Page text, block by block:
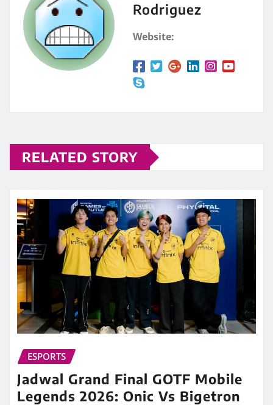
Rodriguez
Website:
RELATED STORY
ESPORTS
Jadwal Grand Final GOTF Mobile
Legends 2026: Onic Vs Bigetron